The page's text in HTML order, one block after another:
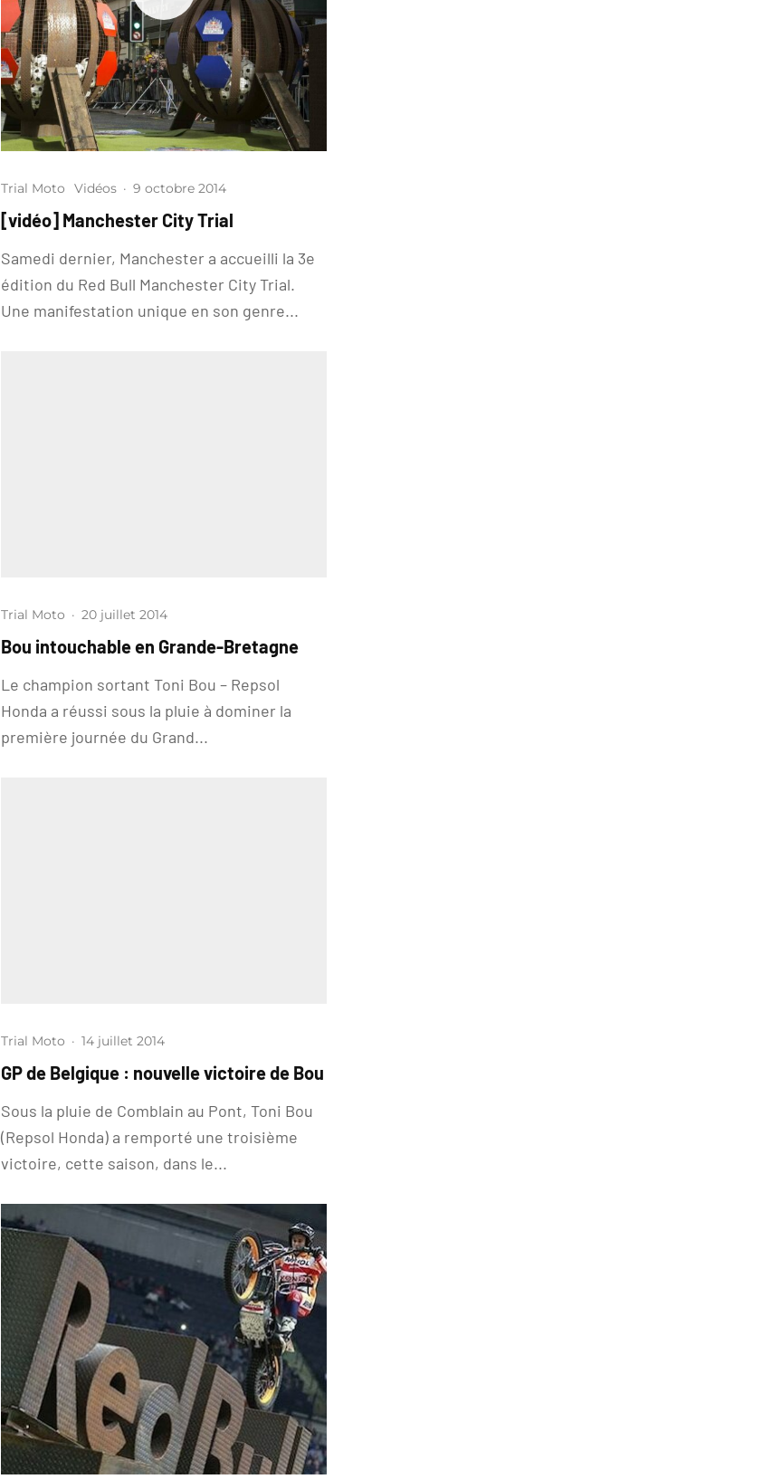
Trial Moto Vidéos · 9 octobre 2014
[vidéo] Manchester City Trial
Samedi dernier, Manchester a accueilli la 3e
édition du Red Bull Manchester City Trial.
Une manifestation unique en son genre...
Trial Moto · 20 juillet 2014
Bou intouchable en Grande-Bretagne
Le champion sortant Toni Bou – Repsol
Honda a réussi sous la pluie à dominer la
première journée du Grand...
Trial Moto · 14 juillet 2014
GP de Belgique : nouvelle victoire de Bou
Sous la pluie de Comblain au Pont, Toni Bou
(Repsol Honda) a remporté une troisième
victoire, cette saison, dans le...